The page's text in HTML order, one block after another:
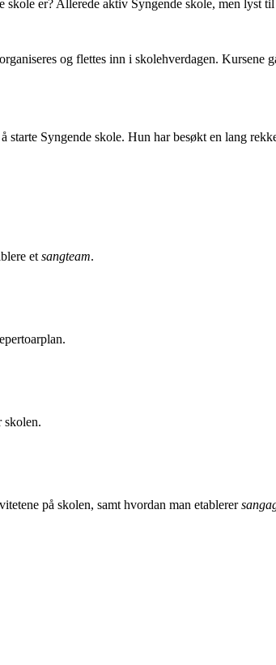
er? Allerede aktiv Syngende skole, men lyst
og flettes inn i skolehverdagen.
Syngende skole. Hun har besøkt en lang
et sangteam.
skolen.
på skolen, samt hvordan man etablerer